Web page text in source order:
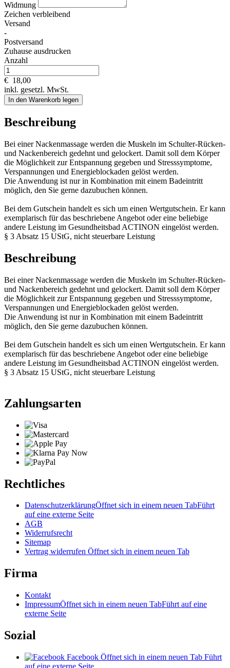
Widmung
Zeichen verbleibend
Versand
-
Postversand
Zuhause ausdrucken
Anzahl
€ 18,00
inkl. gesetzl. MwSt.
In den Warenkorb legen
Beschreibung
Bei einer Nackenmassage werden die Muskeln im Schulter-Rücken-
und Nackenbereich gedehnt und gelockert. Damit soll dem Körper
die Möglichkeit zur Entspannung gegeben und Stresssymptome,
Verspannungen und Energieblockaden gelöst werden.
Die Anwendung ist nur in Kombination mit einem Badeintritt
möglich, den Sie gerne dazubuchen können.
Bei dem Gutschein handelt es sich um einen Wertgutschein. Er kann
exemplarisch für das beschriebene Angebot oder eine beliebige
andere Leistung im Gesundheitsbad ACTINON eingelöst werden.
§ 3 Absatz 15 UStG, nicht steuerbare Leistung
Beschreibung
Bei einer Nackenmassage werden die Muskeln im Schulter-Rücken-
und Nackenbereich gedehnt und gelockert. Damit soll dem Körper
die Möglichkeit zur Entspannung gegeben und Stresssymptome,
Verspannungen und Energieblockaden gelöst werden.
Die Anwendung ist nur in Kombination mit einem Badeintritt
möglich, den Sie gerne dazubuchen können.
Bei dem Gutschein handelt es sich um einen Wertgutschein. Er kann
exemplarisch für das beschriebene Angebot oder eine beliebige
andere Leistung im Gesundheitsbad ACTINON eingelöst werden.
§ 3 Absatz 15 UStG, nicht steuerbare Leistung
Zahlungsarten
Rechtliches
DatenschutzerklärungÖffnet sich in einem neuen TabFührt
auf eine externe Seite
AGB
Widerrufsrecht
Sitemap
Vertrag widerrufen Öffnet sich in einem neuen Tab
Firma
Kontakt
ImpressumÖffnet sich in einem neuen TabFührt auf eine
externe Seite
Sozial
Facebook Öffnet sich in einem neuen Tab Führt
auf eine externe Seite